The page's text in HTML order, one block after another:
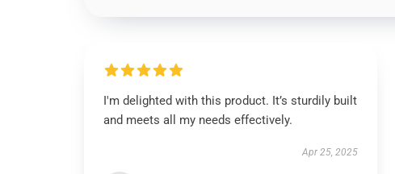
I'm delighted with this product. It’s sturdily built
and meets all my needs effectively.
Apr 25, 2025